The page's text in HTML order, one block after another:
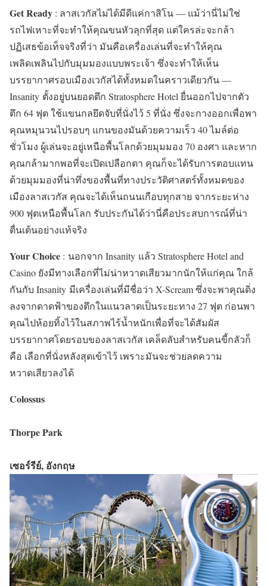
Get Ready : ลาสเวกัสไม่ได้มีดีแค่กาสิโน — แม้ว่านี่ไม่ใช่
รถไฟเหาะที่จะทำให้คุณขนหัวลุกที่สุด แต่ใครล่ะจะกล้า
ปฏิเสธข้อเท็จจริงที่ว่า มันคือเครื่องเล่นที่จะทำให้คุณ
เพลิดเพลินไปกับมุมมองแบบพระเจ้า ซึ่งจะทำให้เห็น
บรรยากาศรอบเมืองเวกัสได้ทั้งหมดในคราวเดียวกัน —
Insanity ตั้งอยู่บนยอดตึก Stratosphere Hotel ยื่นออกไปจากตัว
ตึก 64 ฟุต ใช้แขนกลยึดจับที่นั่งไว้ 5 ที่นั่ง ซึ่งจะกางออกเพื่อพา
คุณหมุนวนไปรอบๆ แกนของมันด้วยความเร็ว 40 ไมล์ต่อ
ชั่วโมง ผู้เล่นจะอยู่เหนือพื้นโลกด้วยมุมมอง 70 องศา และหาก
คุณกล้ามากพอที่จะเปิดเปลือกตา คุณก็จะได้รับการตอบแทน
ด้วยมุมมองที่น่าทึ่งของพื้นที่ทางประวัติศาสตร์ทั้งหมดของ
เมืองลาสเวกัส คุณจะได้เห็นถนนเกือบทุกสาย จากระยะห่าง
900 ฟุตเหนือพื้นโลก รับประกันได้ว่านี่คือประสบการณ์ที่น่า
ตื่นเต้นอย่างแท้จริง
Your Choice : นอกจาก Insanity แล้ว Stratosphere Hotel and
Casino ยังมีทางเลือกที่ไม่น่าหวาดเสียวมากนักให้แก่คุณ ใกล้
กันกับ Insanity มีเครื่องเล่นที่มีชื่อว่า X-Scream ซึ่งจะพาคุณดิ่ง
ลงจากดาดฟ้าของตึกในแนวลาดเป็นระยะทาง 27 ฟุต ก่อนพา
คุณไปห้อยทิ้งไว้ในสภาพไร้น้ำหนักเพื่อที่จะได้สัมผัส
บรรยากาศโดยรอบของลาสเวกัส เคล็ดลับสำหรับคนขี้กลัวก็
คือ เลือกที่นั่งหลังสุดเข้าไว้ เพราะมันจะช่วยลดความ
หวาดเสียวลงได้
Colossus
Thorpe Park
เซอร์รีย์, อังกฤษ